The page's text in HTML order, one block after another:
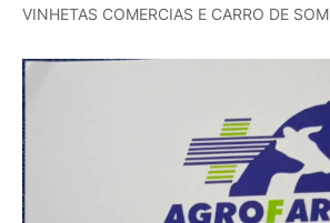
VINHETAS COMERCIAS E CARRO DE SOM